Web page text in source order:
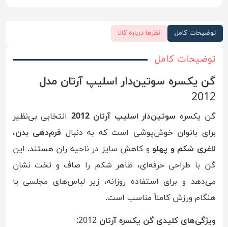
توضیحات کامل نظرها درباره کالا
توضیحات کامل
گن یکسره سوتین‌دار اسلیپ آرتان مدل
2012
گن یکسره سوتین‌دار اسلیپ آرتان 2012
انتخابی بی‌نظیر
برای بانوان خوش‌پوشی است که به دنبال فرم‌دهی بدن،
لاغری شکم و پهلو و کاهش سایز در ناحیه ران هستند. این
گن با طراحی حرفه‌ای، ظاهر شکم را صاف و تخت نشان
می‌دهد و برای استفاده روزانه، زیر لباس‌های مجلسی یا
هنگام ورزش کاملاً مناسب است.
ویژگی‌های کلیدی گن یکسره آرتان 2012: